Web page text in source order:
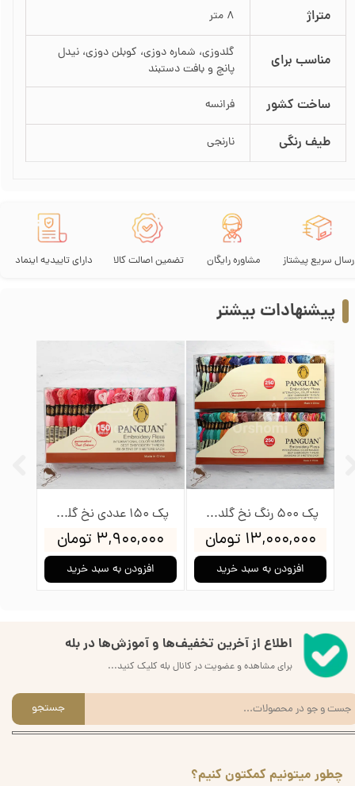
متراژ 8 متر
مناسب برای
گلدوزی، شماره دوزی، کوبلن دوزی، نیدل
پانچ و بافت دستبند
ساخت کشور فرانسه
طیف رنگی نارنجی
تضمین اصالت کالا مشاوره رایگان سریع پیشتاز دارای تاییدیه اینماد
پک 150 عددی نخ گلدوزی پنگوئن
۳,۹۰۰,۰۰۰ تومان
افزودن به سبد خرید
پک 500 رنگ نخ گلدوزی پنگوئن
۱۳,۰۰۰,۰۰۰ تومان
افزودن به سبد خرید
پیشنهادات بیشتر
چطور میتونیم کمکتون کنیم؟
اطلاع از آخرین تخفیف‌ها و آموزش‌ها در بله
برای مشاهده و عضویت در کانال بله کلیک کنید...
جستجو